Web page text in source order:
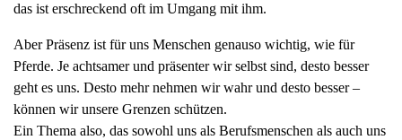
das ist erschreckend oft im Umgang mit ihm.
Aber Präsenz ist für uns Menschen genauso wichtig, wie für
Pferde. Je achtsamer und präsenter wir selbst sind, desto besser
geht es uns. Desto mehr nehmen wir wahr und desto besser –
können wir unsere Grenzen schützen.
Ein Thema also, das sowohl uns als Berufsmenschen als auch uns